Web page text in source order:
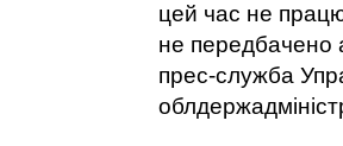
цей час не
не передбачено
прес-служба